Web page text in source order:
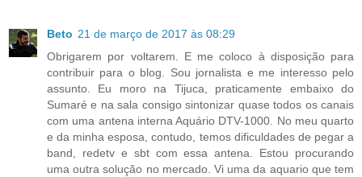
Beto 21 de março de 2017 às 08:29
Obrigarem por voltarem. E me coloco à disposição para
contribuir para o blog. Sou jornalista e me interesso pelo
assunto. Eu moro na Tijuca, praticamente embaixo do
Sumaré e na sala consigo sintonizar quase todos os canais
com uma antena interna Aquário DTV-1000. No meu quarto
e da minha esposa, contudo, temos dificuldades de pegar a
band, redetv e sbt com essa antena. Estou procurando
uma outra solução no mercado. Vi uma da aquario que tem